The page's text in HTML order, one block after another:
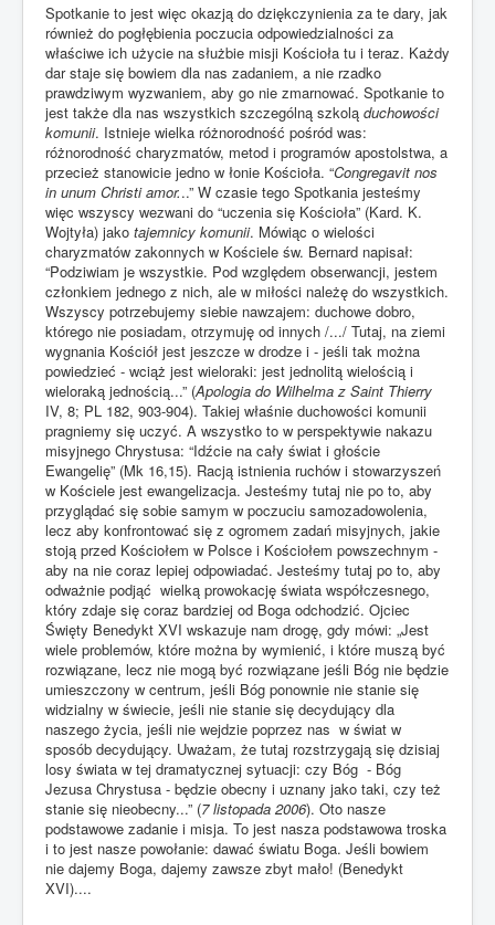
Spotkanie to jest więc okazją do dziękczynienia za te dary, jak
również do pogłębienia poczucia odpowiedzialności za
właściwe ich użycie na służbie misji Kościoła tu i teraz. Każdy
dar staje się bowiem dla nas zadaniem, a nie rzadko
prawdziwym wyzwaniem, aby go nie zmarnować. Spotkanie to
jest także dla nas wszystkich szczególną szkolą duchowości
komunii. Istnieje wielka różnorodność pośród was:
różnorodność charyzmatów, metod i programów apostolstwa, a
przecież stanowicie jedno w łonie Kościoła. “Congregavit nos
in unum Christi amor...” W czasie tego Spotkania jesteśmy
więc wszyscy wezwani do “uczenia się Kościoła” (Kard. K.
Wojtyła) jako tajemnicy komunii. Mówiąc o wielości
charyzmatów zakonnych w Kościele św. Bernard napisał:
“Podziwiam je wszystkie. Pod względem obserwancji, jestem
członkiem jednego z nich, ale w miłości należę do wszystkich.
Wszyscy potrzebujemy siebie nawzajem: duchowe dobro,
którego nie posiadam, otrzymuję od innych /.../ Tutaj, na ziemi
wygnania Kościół jest jeszcze w drodze i - jeśli tak można
powiedzieć - wciąż jest wieloraki: jest jednolitą wielością i
wieloraką jednością...” (Apologia do Wilhelma z Saint Thierry
IV, 8; PL 182, 903-904). Takiej właśnie duchowości komunii
pragniemy się uczyć. A wszystko to w perspektywie nakazu
misyjnego Chrystusa: “Idźcie na cały świat i głoście
Ewangelię” (Mk 16,15). Racją istnienia ruchów i stowarzyszeń
w Kościele jest ewangelizacja. Jesteśmy tutaj nie po to, aby
przyglądać się sobie samym w poczuciu samozadowolenia,
lecz aby konfrontować się z ogromem zadań misyjnych, jakie
stoją przed Kościołem w Polsce i Kościołem powszechnym -
aby na nie coraz lepiej odpowiadać. Jesteśmy tutaj po to, aby
odważnie podjąć wielką prowokację świata współczesnego,
który zdaje się coraz bardziej od Boga odchodzić. Ojciec
Święty Benedykt XVI wskazuje nam drogę, gdy mówi: „Jest
wiele problemów, które można by wymienić, i które muszą być
rozwiązane, lecz nie mogą być rozwiązane jeśli Bóg nie będzie
umieszczony w centrum, jeśli Bóg ponownie nie stanie się
widzialny w świecie, jeśli nie stanie się decydujący dla
naszego życia, jeśli nie wejdzie poprzez nas w świat w
sposób decydujący. Uważam, że tutaj rozstrzygają się dzisiaj
losy świata w tej dramatycznej sytuacji: czy Bóg - Bóg
Jezusa Chrystusa - będzie obecny i uznany jako taki, czy też
stanie się nieobecny...” (7 listopada 2006). Oto nasze
podstawowe zadanie i misja. To jest nasza podstawowa troska
i to jest nasze powołanie: dawać światu Boga. Jeśli bowiem
nie dajemy Boga, dajemy zawsze zbyt mało! (Benedykt
XVI)....